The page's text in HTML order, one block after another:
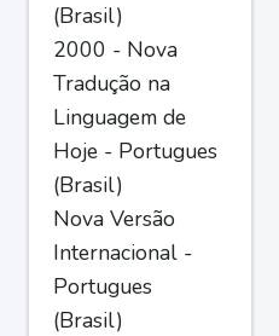
(Brasil)
2000 - Nova
Tradução na
Linguagem de
Hoje - Portugues
(Brasil)
Nova Versão
Internacional -
Portugues
(Brasil)